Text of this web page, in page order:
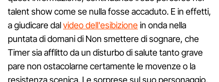
talent show come se nulla fosse accaduto. E in effetti,
a giudicare dalvideo dell'esibizionein onda nella
puntata di domani di Non smettere di sognare, che
Timer sia afflitto da un disturbo di salute tanto grave
pare non ostacolarne certamente le movenze o la
resistenza scenica. Le sorprese sul suo personaggio,